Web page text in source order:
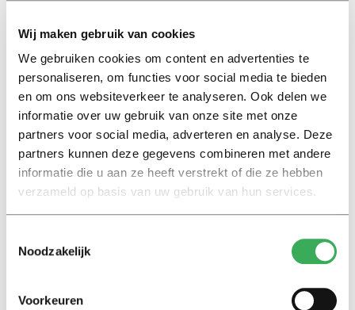
Wij maken gebruik van cookies
We gebruiken cookies om content en advertenties te
personaliseren, om functies voor social media te bieden
en om ons websiteverkeer te analyseren. Ook delen we
informatie over uw gebruik van onze site met onze
partners voor social media, adverteren en analyse. Deze
partners kunnen deze gegevens combineren met andere
informatie die u aan ze heeft verstrekt of die ze hebben
verzameld op basis van uw gebruik van hun services.
Noodzakelijk
Voorkeuren
weinig sociale, lichamelijke en geestelijke prikkels. Door
de detentieomgeving anders in te richten – te verrijken
– kunnen belangrijke hersenfuncties van
gedetineerden ook positief worden beïnvloed, wat kan
bijdragen aan een succesvolle resocialisatie. De
onderzoekers noemen het belang van meer onderzoek
in dit kader: “Wij pleiten voor meer onderzoek naar
mogelijkheden om de detentieomgeving te verrijken, in
Het pleidooi van Sjors Ligthart (Tilburg University) en
van het Nederlands Juristenblad: S.L.T.J. Ligthart, L.E. van